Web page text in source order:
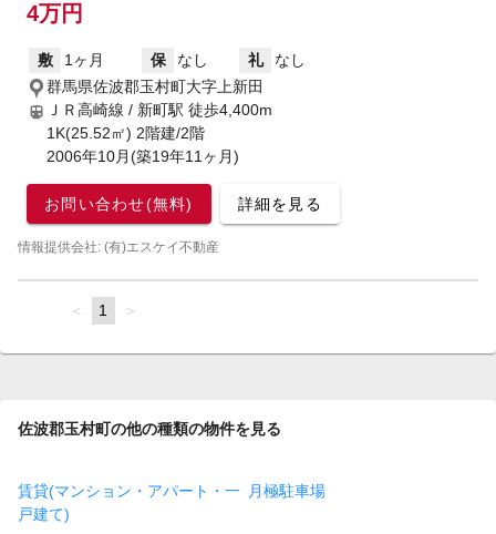
4万円
敷 1ヶ月 保 なし 礼
なし
群馬県佐波郡玉村町大字上新田
ＪＲ高崎線 / 新町駅 徒歩4,400m
1K(25.52㎡) 2階建/2階
2006年10月(築19年11ヶ月)
お問い合わせ(無料) 詳細を見る
情報提供会社: (有)エスケイ不動産
page
You're
page
1 page
佐波郡玉村町の他の種類の物件を見る
賃貸(マンション・アパート・一
戸建て)
月極駐車場